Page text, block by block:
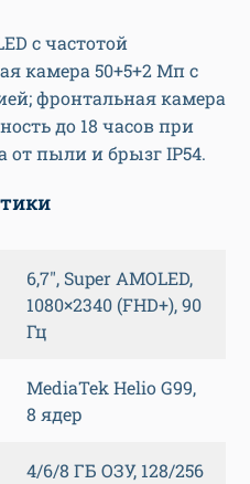
с частотой
камера 50+5+2 Мп с
фронтальная камера
до 18 часов при
от пыли и брызг IP54.
6,7″, Super AMOLED,
1080×2340 (FHD+), 90
Гц
MediaTek Helio G99,
8 ядер
4/6/8 ГБ ОЗУ, 128/256